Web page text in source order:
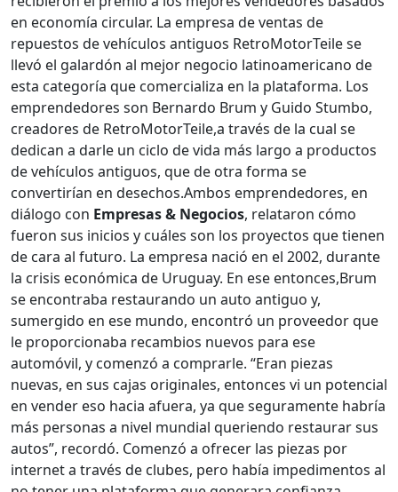
en economía circular. La empresa de ventas de
repuestos de vehículos antiguos RetroMotorTeile se
llevó el galardón al mejor negocio latinoamericano de
esta categoría que comercializa en la plataforma. Los
emprendedores son Bernardo Brum y Guido Stumbo,
creadores de RetroMotorTeile,a través de la cual se
dedican a darle un ciclo de vida más largo a productos
de vehículos antiguos, que de otra forma se
convertirían en desechos.Ambos emprendedores, en
diálogo con Empresas & Negocios, relataron cómo
fueron sus inicios y cuáles son los proyectos que tienen
de cara al futuro. La empresa nació en el 2002, durante
la crisis económica de Uruguay. En ese entonces,Brum
se encontraba restaurando un auto antiguo y,
sumergido en ese mundo, encontró un proveedor que
le proporcionaba recambios nuevos para ese
automóvil, y comenzó a comprarle. “Eran piezas
nuevas, en sus cajas originales, entonces vi un potencial
en vender eso hacia afuera, ya que seguramente habría
más personas a nivel mundial queriendo restaurar sus
autos”, recordó. Comenzó a ofrecer las piezas por
internet a través de clubes, pero había impedimentos al